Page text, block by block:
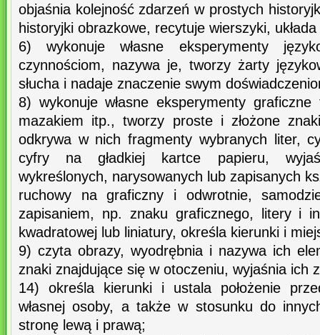
objaśnia kolejność zdarzeń w prostych
historyjki obrazkowe, recytuje wierszyki,
6) wykonuje własne eksperymenty
czynnościom, nazywa je, tworzy żarty
słucha i nadaje znaczenie swym
8) wykonuje własne eksperymenty graficzne
mazakiem itp., tworzy proste i złożone
odkrywa w nich fragmenty wybranych liter,
cyfry na gładkiej kartce papieru,
wykreślonych, narysowanych lub zapisanych
ruchowy na graficzny i odwrotnie,
zapisaniem, np. znaku graficznego, litery i
kwadratowej lub liniatury, określa kierunki i
9) czyta obrazy, wyodrębnia i nazywa ich
znaki znajdujące się w otoczeniu, wyjaśnia ich
14) określa kierunki i ustala położenie
własnej osoby, a także w stosunku do
stronę lewą i prawą;